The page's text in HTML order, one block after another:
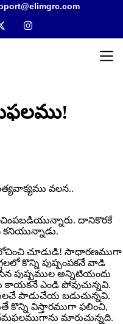
వలన..
దానికొరకే
కనియున్నాడు.
చూడుడి! సాధారణముగా
కొన్ని పుష్పంపకనే వాడి
పుష్పముల అన్నిటియందు
కాయకనే ఎండి పోవుచున్నవి.
పాడుచేయ బడుచున్నవి.
కొన్ని విస్తారముగా ఫలించి,
మారుచున్నది.